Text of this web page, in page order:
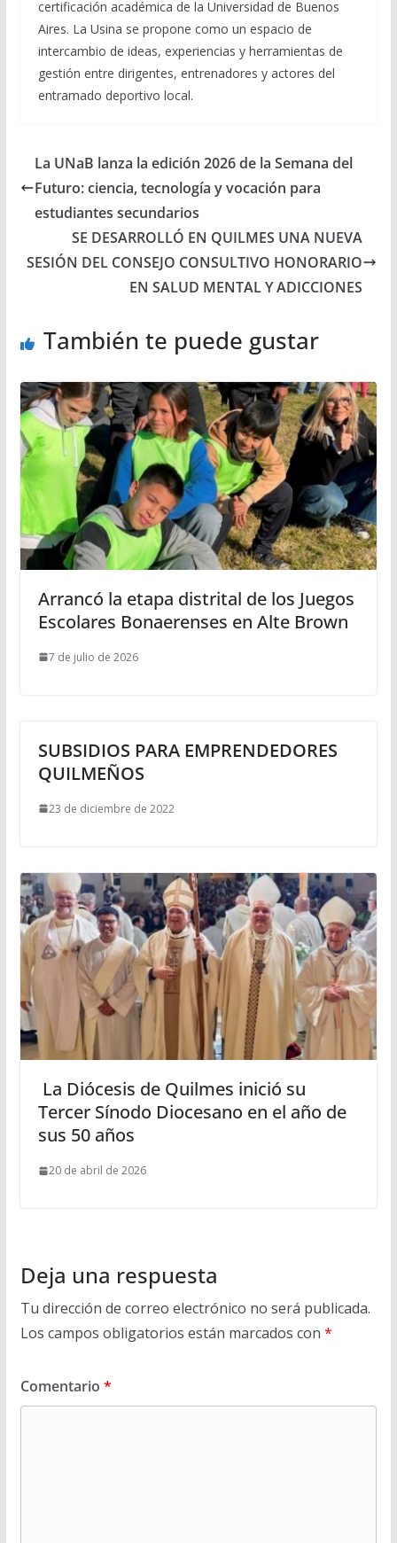
certificación académica de la Universidad de Buenos
Aires. La Usina se propone como un espacio de
intercambio de ideas, experiencias y herramientas de
gestión entre dirigentes, entrenadores y actores del
entramado deportivo local.
La UNaB lanza la edición 2026 de la Semana del
Futuro: ciencia, tecnología y vocación para
estudiantes secundarios
SE DESARROLLÓ EN QUILMES UNA NUEVA
SESIÓN DEL CONSEJO CONSULTIVO HONORARIO
EN SALUD MENTAL Y ADICCIONES
También te puede gustar
Arrancó la etapa distrital de los Juegos
Escolares Bonaerenses en Alte Brown
7 de julio de 2026
SUBSIDIOS PARA EMPRENDEDORES
QUILMEÑOS
23 de diciembre de 2022
La Diócesis de Quilmes inició su
Tercer Sínodo Diocesano en el año de
sus 50 años
20 de abril de 2026
Deja una respuesta
Tu dirección de correo electrónico no será publicada.
Los campos obligatorios están marcados con *
Comentario *